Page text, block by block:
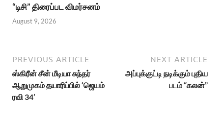
“டிசி” திரைப்பட விமர்சனம்
August 9, 2026
PREVIOUS ARTICLE
ஸ்கிரீன் சீன் மீடியா சுந்தர்
ஆறுமுகம் தயாரிப்பில் ‘ஜெயம்
ரவி 34’
NEXT ARTICLE
அப்புக்குட்டி நடிக்கும் புதிய
படம் “கலன்”